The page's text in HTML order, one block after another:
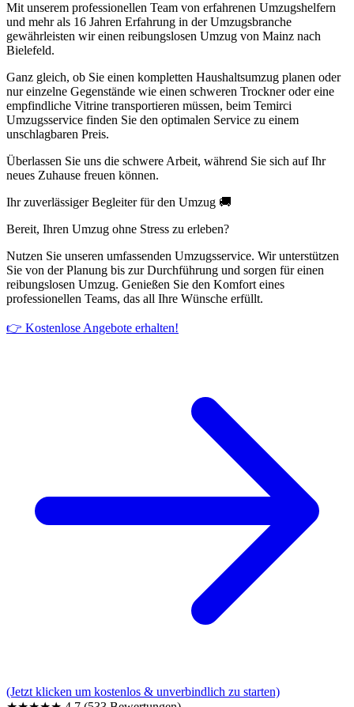
Mit unserem professionellen Team von erfahrenen Umzugshelfern
und mehr als 16 Jahren Erfahrung in der Umzugsbranche
gewährleisten wir einen reibungslosen Umzug von Mainz nach
Bielefeld.
Ganz gleich, ob Sie einen kompletten Haushaltsumzug planen oder
nur einzelne Gegenstände wie einen schweren Trockner oder eine
empfindliche Vitrine transportieren müssen, beim Temirci
Umzugsservice finden Sie den optimalen Service zu einem
unschlagbaren Preis.
Überlassen Sie uns die schwere Arbeit, während Sie sich auf Ihr
neues Zuhause freuen können.
Ihr zuverlässiger Begleiter für den Umzug 🚚
Bereit, Ihren Umzug ohne Stress zu erleben?
Nutzen Sie unseren umfassenden Umzugsservice. Wir unterstützen
Sie von der Planung bis zur Durchführung und sorgen für einen
reibungslosen Umzug. Genießen Sie den Komfort eines
professionellen Teams, das all Ihre Wünsche erfüllt.
👉 Kostenlose Angebote erhalten!
(Jetzt klicken um kostenlos & unverbindlich zu starten)